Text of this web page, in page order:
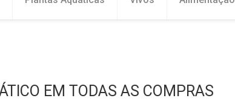
EM TODAS AS COMPRAS